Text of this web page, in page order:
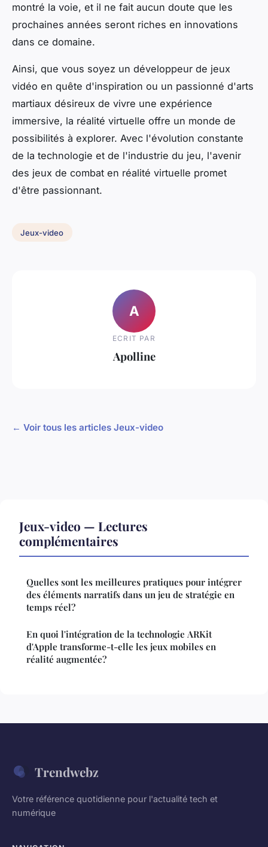
montré la voie, et il ne fait aucun doute que les
prochaines années seront riches en innovations
dans ce domaine.
Ainsi, que vous soyez un développeur de jeux
vidéo en quête d'inspiration ou un passionné d'arts
martiaux désireux de vivre une expérience
immersive, la réalité virtuelle offre un monde de
possibilités à explorer. Avec l'évolution constante
de la technologie et de l'industrie du jeu, l'avenir
des jeux de combat en réalité virtuelle promet
d'être passionnant.
Jeux-video
A
ECRIT PAR
Apolline
← Voir tous les articles Jeux-video
Jeux-video — Lectures
complémentaires
Quelles sont les meilleures pratiques pour intégrer
des éléments narratifs dans un jeu de stratégie en
temps réel?
En quoi l'intégration de la technologie ARKit
d'Apple transforme-t-elle les jeux mobiles en
réalité augmentée?
Trendwebz
Votre référence quotidienne pour l'actualité tech et
numérique